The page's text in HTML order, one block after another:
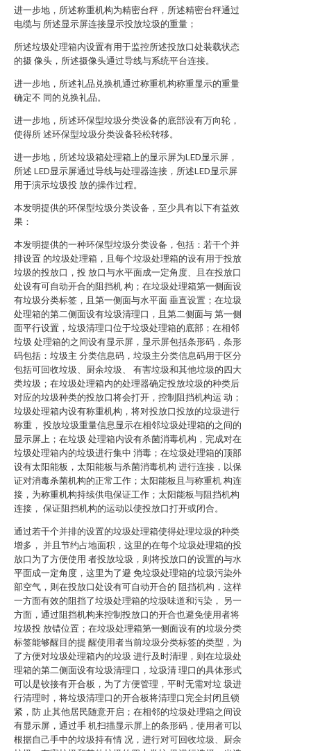
进一步地，所述称重机构为精密台秤，所述精密台秤通过
电缆与 所述显示屏连接显示投放垃圾的重量；
所述垃圾处理箱内设置有用于监控所述投放口处装载状态
的摄 像头，所述摄像头通过导线与系统平台连接。
进一步地，所述礼品兑换机通过称重机构称重显示的重量
确定不 同的兑换礼品。
进一步地，所述环保型垃圾分类设备的底部设有万向轮，
使得所 述环保型垃圾分类设备轻松转移。
进一步地，所述垃圾箱处理箱上的显示屏为LED显示屏，
所述 LED显示屏通过导线与处理器连接，所述LED显示屏
用于演示垃圾投 放的操作过程。
本发明提供的环保型垃圾分类设备，至少具有以下有益效
果：
本发明提供的一种环保型垃圾分类设备，包括：若干个并
排设置 的垃圾处理箱，且每个垃圾处理箱的设有用于投放
垃圾的投放口，投 放口与水平面成一定角度、且在投放口
处设有可自动开合的阻挡机 构；在垃圾处理箱第一侧面设
有垃圾分类标签，且第一侧面与水平面 垂直设置；在垃圾
处理箱的第二侧面设有垃圾清理口，且第二侧面与 第一侧
面平行设置，垃圾清理口位于垃圾处理箱的底部；在相邻
垃圾 处理箱的之间设有显示屏，显示屏包括条形码，条形
码包括：垃圾主 分类信息码，垃圾主分类信息码用于区分
包括可回收垃圾、厨余垃圾、 有害垃圾和其他垃圾的四大
类垃圾；在垃圾处理箱内的处理器确定投放垃圾的种类后
对应的垃圾种类的投放口将会打开，控制阻挡机构运 动；
垃圾处理箱内设有称重机构，将对投放口投放的垃圾进行
称重， 投放垃圾重量信息显示在相邻垃圾处理箱的之间的
显示屏上；在垃圾 处理箱内设有杀菌消毒机构，完成对在
垃圾处理箱内的垃圾进行集中 消毒；在垃圾处理箱的顶部
设有太阳能板，太阳能板与杀菌消毒机构 进行连接，以保
证对消毒杀菌机构的正常工作；太阳能板且与称重机 构连
接，为称重机构持续供电保证工作；太阳能板与阻挡机构
连接， 保证阻挡机构的运动以使投放口打开或闭合。
通过若干个并排的设置的垃圾处理箱使得处理垃圾的种类
增多， 并且节约占地面积，这里的在每个垃圾处理箱的投
放口为了方便使用 者投放垃圾，则将投放口的设置的与水
平面成一定角度，这里为了避 免垃圾处理箱的垃圾污染外
部空气，则在投放口处设有可自动开合的 阻挡机构，这样
一方面有效的阻挡了垃圾处理箱的垃圾味道和污染， 另一
方面，通过阻挡机构来控制投放口的开合也避免使用者将
垃圾投 放错位置；在垃圾处理箱第一侧面设有的垃圾分类
标签能够醒目的提 醒使用者当前垃圾分类标签的类型，为
了方便对垃圾处理箱内的垃圾 进行及时清理，则在垃圾处
理箱的第二侧面设有垃圾清理口，垃圾清 理口的具体形式
可以是铰接有开合板，为了方便管理，平时无需对垃 圾进
行清理时，将垃圾清理口的开合板将清理口完全封闭且锁
紧，防 止其他居民随意开启；在相邻的垃圾处理箱之间设
有显示屏，通过手 机扫描显示屏上的条形码，使用者可以
根据自己手中的垃圾持有情 况，进行对可回收垃圾、厨余